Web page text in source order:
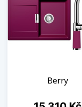
Berry
Cena